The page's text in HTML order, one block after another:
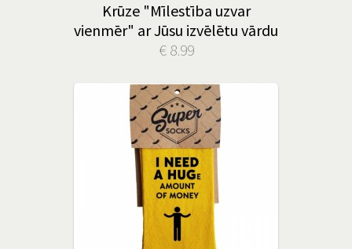
Krūze "Mīlestība uzvar
vienmēr" ar Jūsu izvēlētu vārdu
€ 8.99